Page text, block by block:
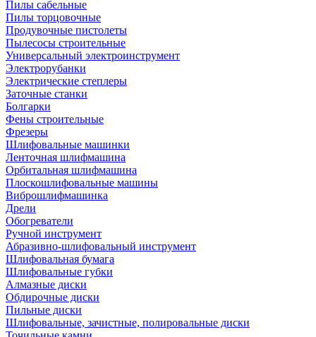
Пилы сабельные
Пилы торцовочные
Продувочные пистолеты
Пылесосы строительные
Универсальный электроинструмент
Электрорубанки
Электрические степлеры
Заточные станки
Болгарки
Фены строительные
Фрезеры
Шлифовальные машинки
Ленточная шлифмашина
Орбитальная шлифмашина
Плоскошлифовальные машины
Виброшлифмашинка
Дрели
Обогреватели
Ручной инструмент
Абразивно-шлифовальный инструмент
Шлифовальная бумага
Шлифовальные губки
Алмазные диски
Обдирочные диски
Пильные диски
Шлифовальные, зачистные, полировальные диски